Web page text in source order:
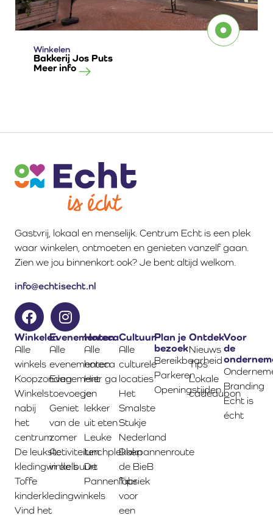
Winkelen
Bakkerij Jos Puts
Meer info
Gastvrij, lokaal en menselijk. Centrum Echt is een plek
waar winkelen, ontmoeten en genieten vanzelf gaan.
Zien we jou binnenkort ook? Je bent altijd welkom.
info@echtisecht.nl
Winkelen
Alle
winkels
Koopzondag
Winkels
nabij
het
centrum
De leukste
kledingwinkels
Toffe
kinderkledingwinkels
Vind het
Evenementen
Alle
evenementen
Evenement
toevoegen
Geniet
van de
zomer
Activiteiten
in de buurt
Horeca
Alle
horeca
Hier ga
je
lekker
uit eten
Leuke
lunchplekken
De
Pannenfabriek
Cultuur
Alle
culturele
locaties
Het
Smalste
Stukje
Nederland
Dakpannenroute
de BieB
Tips
voor
een
Plan je
bezoek
Bereikbaarheid
Parkeren
Openingstijden
Ontdek
Nieuws
Tips
Lokale
cadeaubon
Voor
de
Branding
Echt is
écht